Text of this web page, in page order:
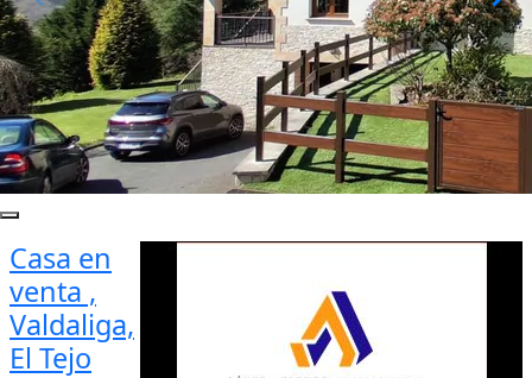
Casa en
venta ,
Valdaliga,
El Tejo